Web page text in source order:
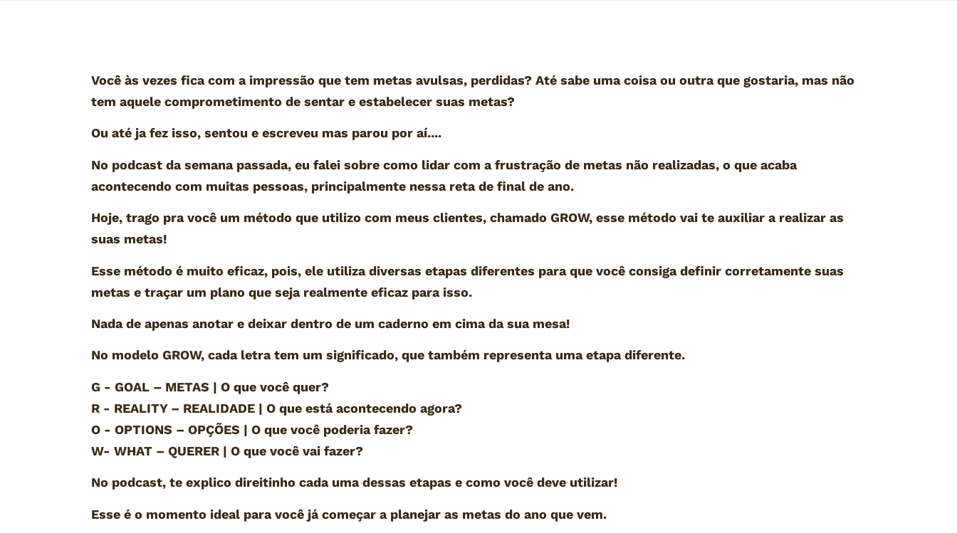
Você às vezes fica com a impressão que tem metas avulsas, perdidas? Até sabe uma coisa ou outra que gostaria, mas não
tem aquele comprometimento de sentar e estabelecer suas metas?
Ou até ja fez isso, sentou e escreveu mas parou por aí....
No podcast da semana passada, eu falei sobre como lidar com a frustração de metas não realizadas, o que acaba
acontecendo com muitas pessoas, principalmente nessa reta de final de ano.
Hoje, trago pra você um método que utilizo com meus clientes, chamado GROW, esse método vai te auxiliar a realizar as
suas metas!
Esse método é muito eficaz, pois, ele utiliza diversas etapas diferentes para que você consiga definir corretamente suas
metas e traçar um plano que seja realmente eficaz para isso.
Nada de apenas anotar e deixar dentro de um caderno em cima da sua mesa!
No modelo GROW, cada letra tem um significado, que também representa uma etapa diferente.
G - GOAL – METAS | O que você quer?
R - REALITY – REALIDADE | O que está acontecendo agora?
O - OPTIONS – OPÇÕES | O que você poderia fazer?
W- WHAT – QUERER | O que você vai fazer?
No podcast, te explico direitinho cada uma dessas etapas e como você deve utilizar!
Esse é o momento ideal para você já começar a planejar as metas do ano que vem.